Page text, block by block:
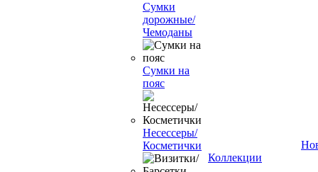
Сумки
дорожные/
Чемоданы
Сумки на
пояс
Несессеры/
Косметички
Коллекции